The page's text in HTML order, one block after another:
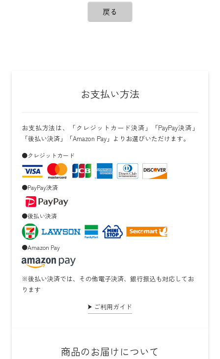
戻る
お支払い方法
お支払方法は、「クレジットカード決済」「PayPay決済」
「後払い決済」「Amazon Pay」よりお選びいただけます。
●クレジットカード
●PayPay決済
●後払い決済
●Amazon Pay
※後払い決済では、その他電子決済、銀行振込も対応してお
ります
ご利用ガイド
商品のお届けについて